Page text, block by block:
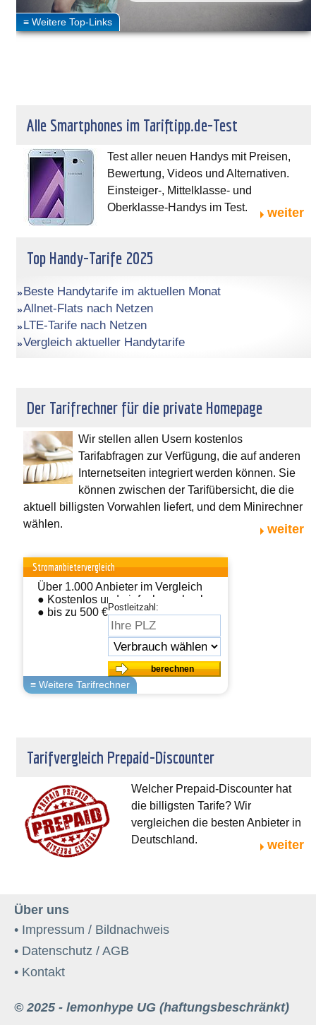
Alle Smartphones im Tariftipp.de-Test
Test aller neuen Handys mit Preisen,
Bewertung, Videos und Alternativen.
Einsteiger-, Mittelklasse- und
Oberklasse-Handys im Test.
weiter
Top Handy-Tarife 2025
Beste Handytarife im aktuellen Monat
Allnet-Flats nach Netzen
LTE-Tarife nach Netzen
Vergleich aktueller Handytarife
Der Tarifrechner für die private Homepage
Wir stellen allen Usern kostenlos
Tarifabfragen zur Verfügung, die auf anderen
Internetseiten integriert werden können. Sie
können zwischen der Tarifübersicht, die die
aktuell billigsten Vorwahlen liefert, und dem Minirechner
wählen.
weiter
Stromanbietervergleich
Über 1.000 Anbieter im Vergleich
● Kostenlos und einfach wechseln
● bis zu 500 € sparen
Postleitzahl:
Tarifvergleich Prepaid-Discounter
Welcher Prepaid-Discounter hat
die billigsten Tarife? Wir
vergleichen die besten Anbieter in
Deutschland.
weiter
Über uns
• Impressum / Bildnachweis
• Datenschutz / AGB
• Kontakt
© 2025 - lemonhype UG (haftungsbeschränkt)